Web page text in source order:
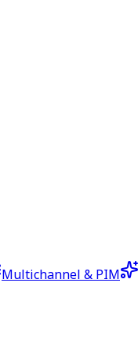
Multichannel & PIM